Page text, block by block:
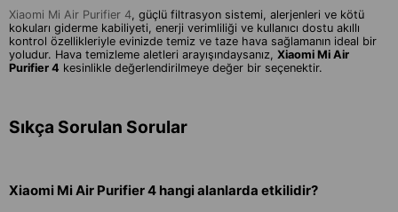
Xiaomi Mi Air Purifier 4, güçlü filtrasyon sistemi, alerjenleri ve kötü
kokuları giderme kabiliyeti, enerji verimliliği ve kullanıcı dostu akıllı
kontrol özellikleriyle evinizde temiz ve taze hava sağlamanın ideal bir
yoludur. Hava temizleme aletleri arayışındaysanız, Xiaomi Mi Air
Purifier 4 kesinlikle değerlendirilmeye değer bir seçenektir.
Sıkça Sorulan Sorular
Xiaomi Mi Air Purifier 4 hangi alanlarda etkilidir?